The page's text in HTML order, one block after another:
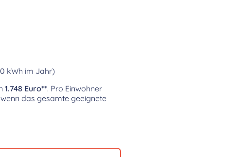
kWh im Jahr)
1.748 Euro**. Pro Einwohner
das gesamte geeignete